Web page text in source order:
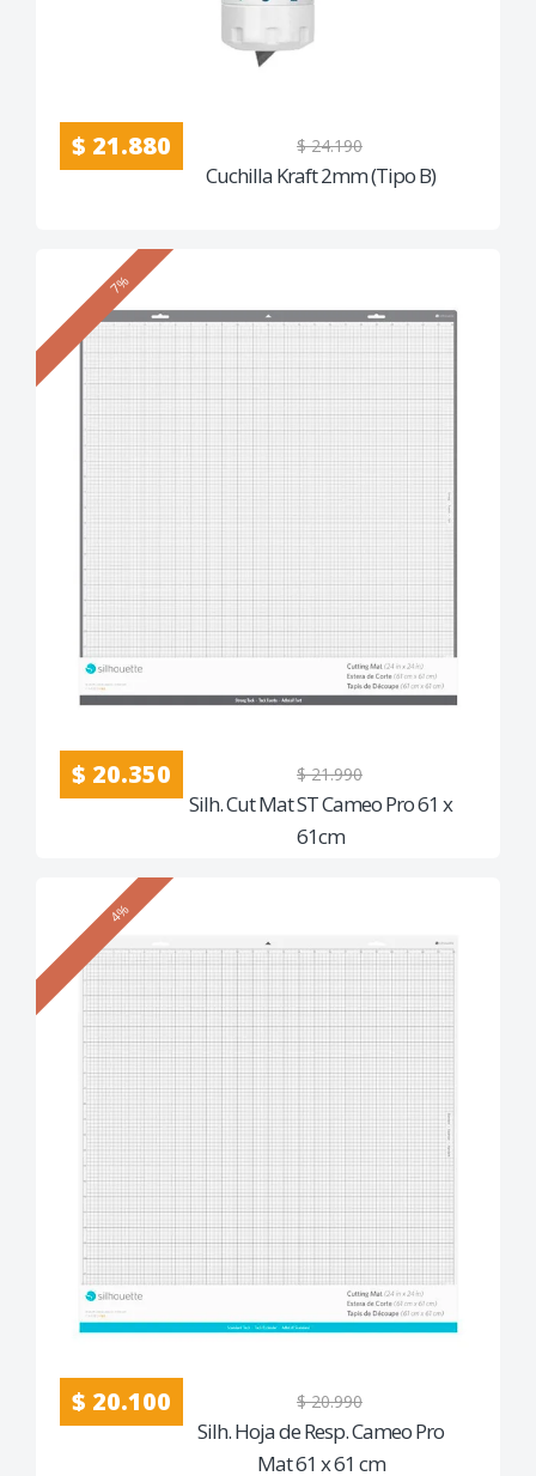
$ 21.880 $ 24.190
Cuchilla Kraft 2mm (Tipo B)
7%
$ 20.350 $ 21.990
Silh. Cut Mat ST Cameo Pro 61 x
61cm
4%
$ 20.100 $ 20.990
Silh. Hoja de Resp. Cameo Pro
Mat 61 x 61 cm